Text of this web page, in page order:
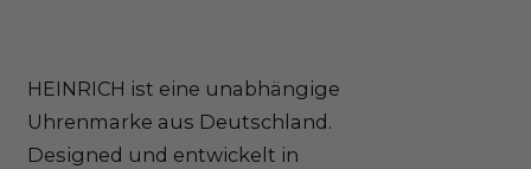
HEINRICH ist eine unabhängige
Uhrenmarke aus Deutschland.
Designed und entwickelt in